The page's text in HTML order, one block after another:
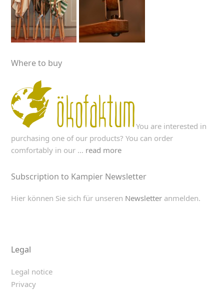
Where to buy
You are interested in
purchasing one of our products? You can order
comfortably in our … read more
Subscription to Kampier Newsletter
Hier können Sie sich für unseren Newsletter anmelden.
Legal
Legal notice
Privacy